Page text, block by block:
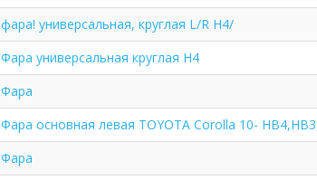
фара! универсальная, круглая L/R H4/
Фара универсальная круглая H4
Фара
Фара основная левая TOYOTA Corolla 10-
Фара